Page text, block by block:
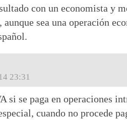
con un economista y
aunque sea una operación
23:31
si se paga en operaciones
cuando no procede